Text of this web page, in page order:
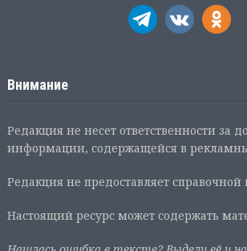
Внимание
Редакция не несет ответственности за
информации, содержащейся в
Редакция не предоставляет
Настоящий ресурс может содержать